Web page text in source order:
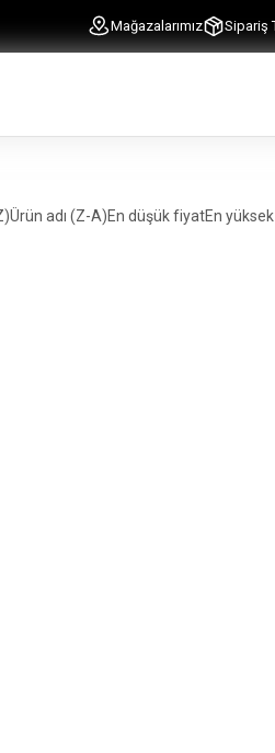
Mağazalarımız Sipariş
Ürün adı (Z-A)En düşük fiyatEn